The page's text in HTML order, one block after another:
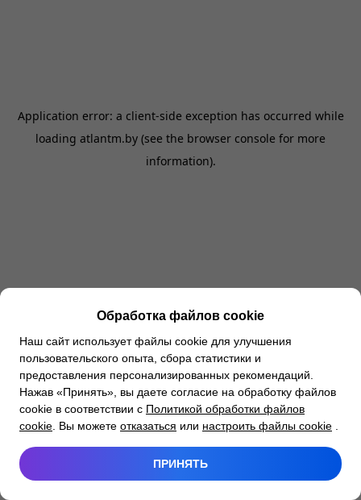
Application error: a client-side exception has occurred while
loading atlantm.by (see the browser console for more
information).
Обработка файлов cookie
Наш сайт использует файлы cookie для улучшения
пользовательского опыта, сбора статистики и
предоставления персонализированных рекомендаций.
Нажав «Принять», вы даете согласие на обработку файлов
cookie в соответствии с Политикой обработки файлов
cookie . Вы можете отказаться или настроить файлы cookie
ПРИНЯТЬ